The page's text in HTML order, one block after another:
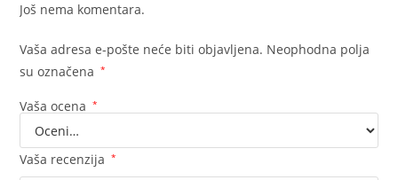
Još nema komentara.
Vaša adresa e-pošte neće biti objavljena. Neophodna polja
su označena
*
Vaša ocena *
Vaša recenzija *